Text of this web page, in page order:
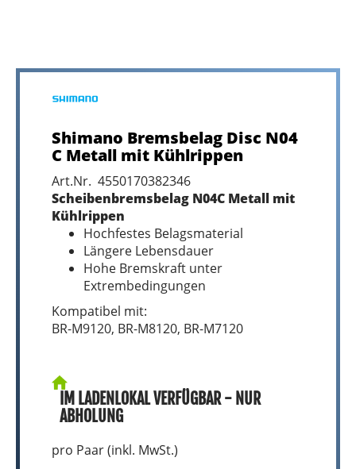
Shimano Bremsbelag Disc N04
C Metall mit Kühlrippen
Art.Nr. 4550170382346
Scheibenbremsbelag N04C Metall mit
Kühlrippen
Hochfestes Belagsmaterial
Längere Lebensdauer
Hohe Bremskraft unter
Extrembedingungen
Kompatibel mit:
BR-M9120, BR-M8120, BR-M7120
IM LADENLOKAL VERFÜGBAR - NUR
ABHOLUNG
pro Paar (inkl. MwSt.)